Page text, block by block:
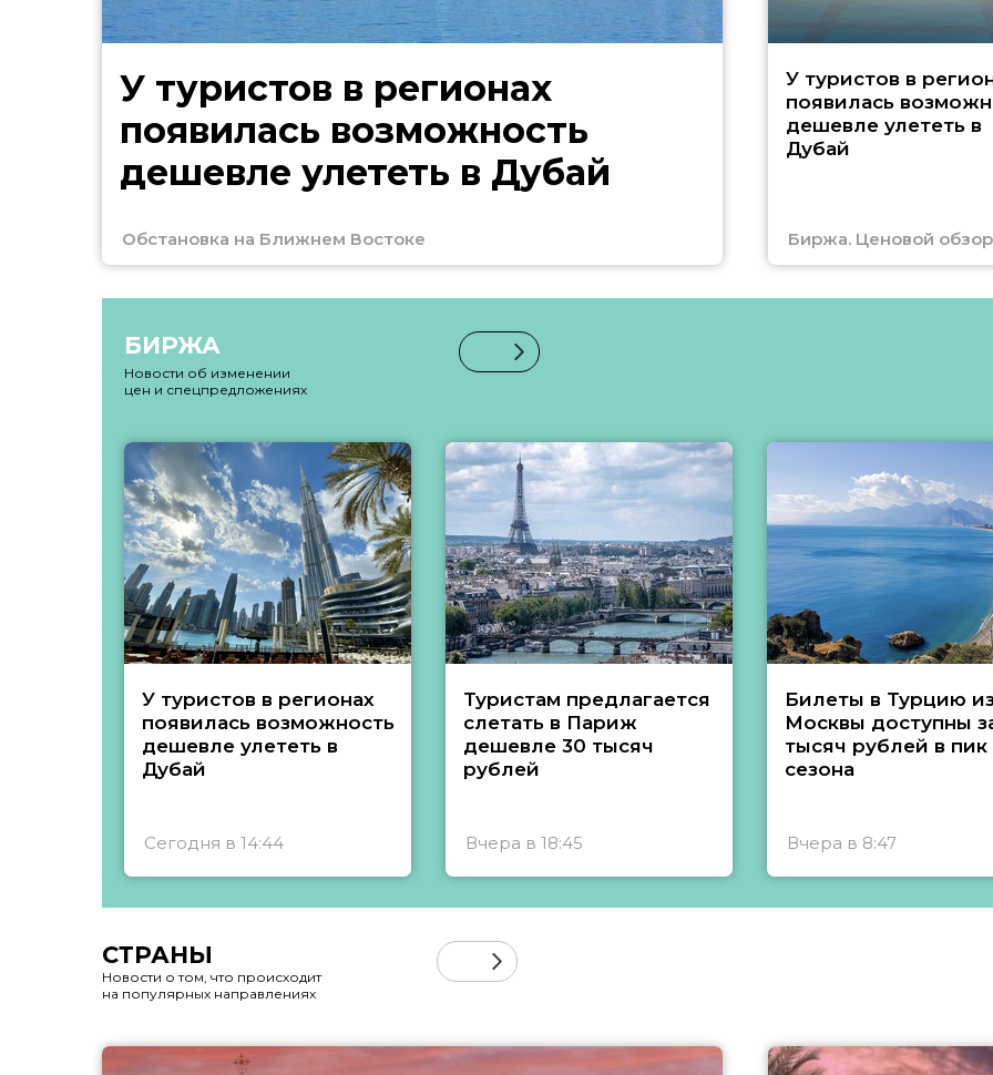
У туристов в регионах
появилась возможность
дешевле улететь в Дубай
Обстановка на Ближнем Востоке
У туристов в
появилась
дешевле улететь в
Дубай
Биржа. Ценовой обзор
БИРЖА
Новости об изменении
цен и спецпредложениях
У туристов в регионах
появилась возможность
дешевле улететь в
Дубай
Сегодня в 14:44
Туристам предлагается
слетать в Париж
дешевле 30 тысяч
рублей
Вчера в 18:45
Билеты в Турцию из
Москвы доступны
тысяч рублей в пик
сезона
Вчера в 8:47
СТРАНЫ
Новости о том, что происходит
на популярных направлениях